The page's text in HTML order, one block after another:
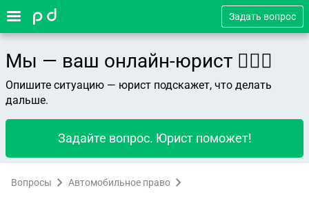
Задать вопрос
Мы — ваш онлайн-юрист 👨🏻‍⚖️
Опишите ситуацию — юрист подскажет, что делать
дальше.
Задайте вопрос. Юрист поможет!
Вопросы Автомобильное право